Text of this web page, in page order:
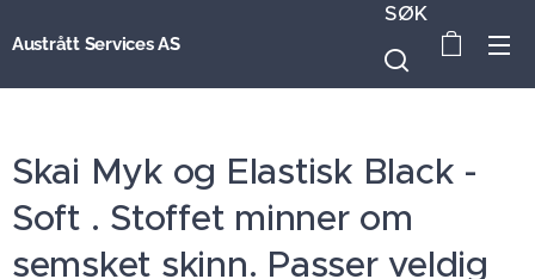
Austrått Services AS
SØK
Skai Myk og Elastisk Black -
Soft . Stoffet minner om
semsket skinn. Passer veldig